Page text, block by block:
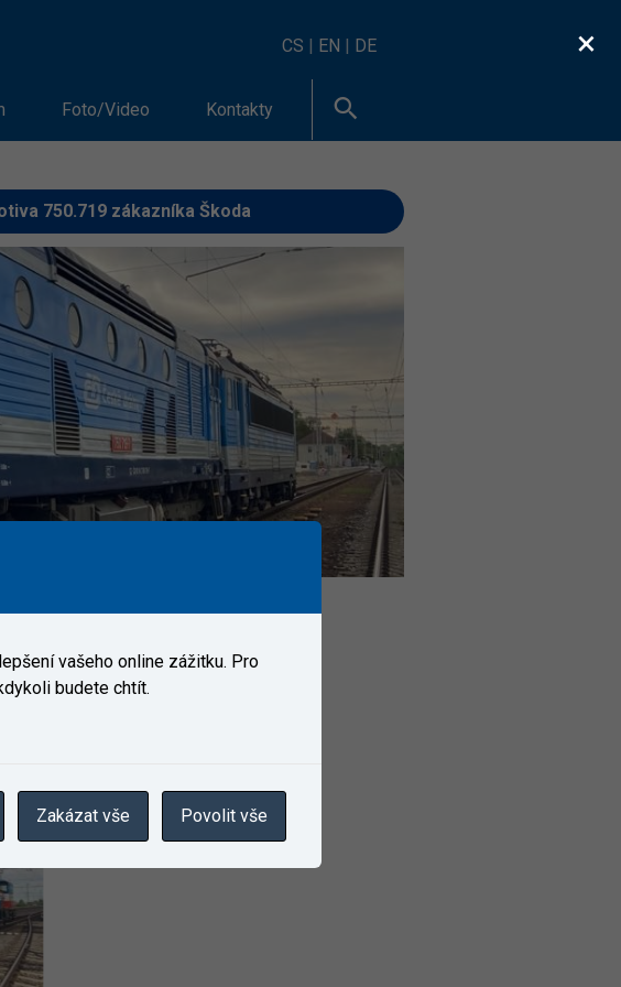
CS | EN | DE
Foto/Video Kontakty
750.719 zákazníka Škoda
×
vašeho online zážitku. Pro
budete chtít.
Zakázat vše Povolit vše